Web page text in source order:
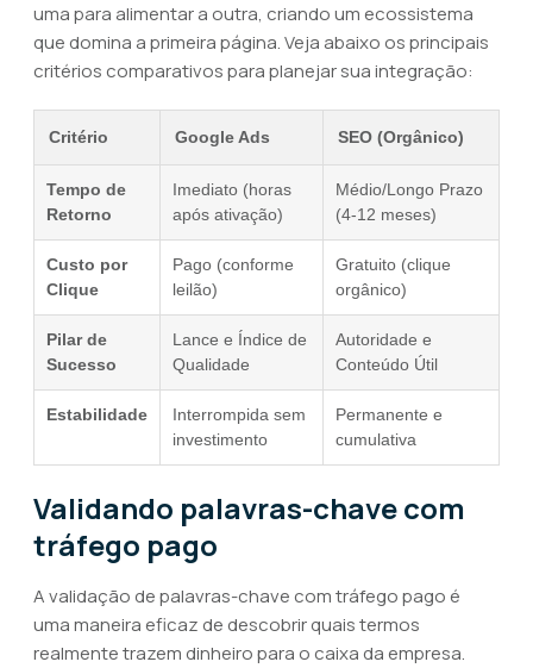
uma para alimentar a outra, criando um ecossistema
que domina a primeira página. Veja abaixo os principais
critérios comparativos para planejar sua integração:
Critério Google Ads SEO (Orgânico)
Tempo de
Retorno
Imediato (horas
após ativação)
Médio/Longo Prazo
(4-12 meses)
Custo por
Clique
Pago (conforme
leilão)
Gratuito (clique
orgânico)
Pilar de
Sucesso
Lance e Índice de
Qualidade
Autoridade e
Conteúdo Útil
Estabilidade
Interrompida sem
investimento
Permanente e
cumulativa
Validando palavras-chave com
tráfego pago
A validação de palavras-chave com tráfego pago é
uma maneira eficaz de descobrir quais termos
realmente trazem dinheiro para o caixa da empresa.